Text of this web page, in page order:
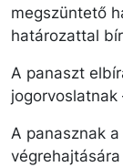
megszüntető
határozattal
A panaszt
jogorvoslatnak
A panasznak